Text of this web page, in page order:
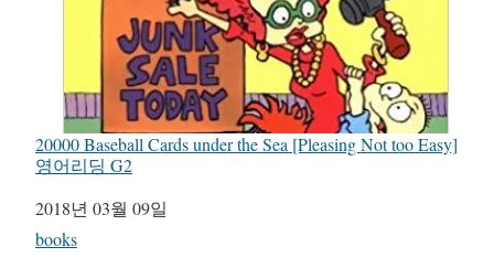
20000 Baseball Cards under the Sea [Pleasing Not too Easy]
영어리딩 G2
일자
2018년 03월 09일
관련 항목
books